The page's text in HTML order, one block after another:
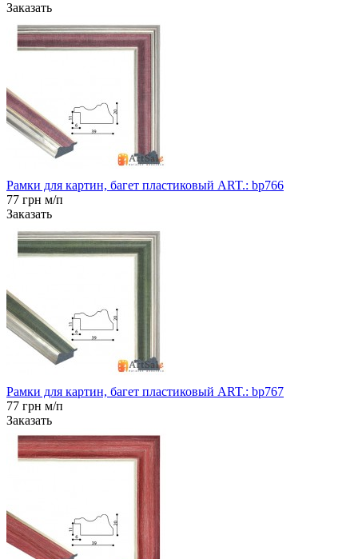
Заказать
Рамки для картин, багет пластиковый ART.: bp766
77 грн м/п
Заказать
Рамки для картин, багет пластиковый ART.: bp767
77 грн м/п
Заказать